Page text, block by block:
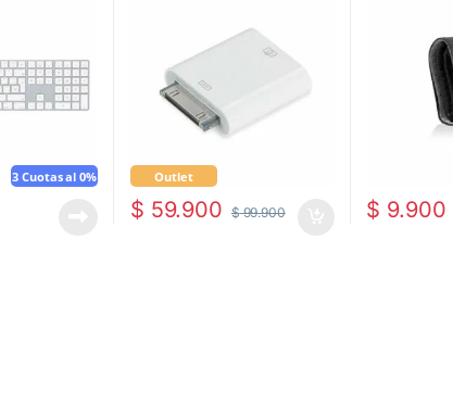
3 Cuotas al 0% Outlet
$ 59.900 $99.900 $ 9.900